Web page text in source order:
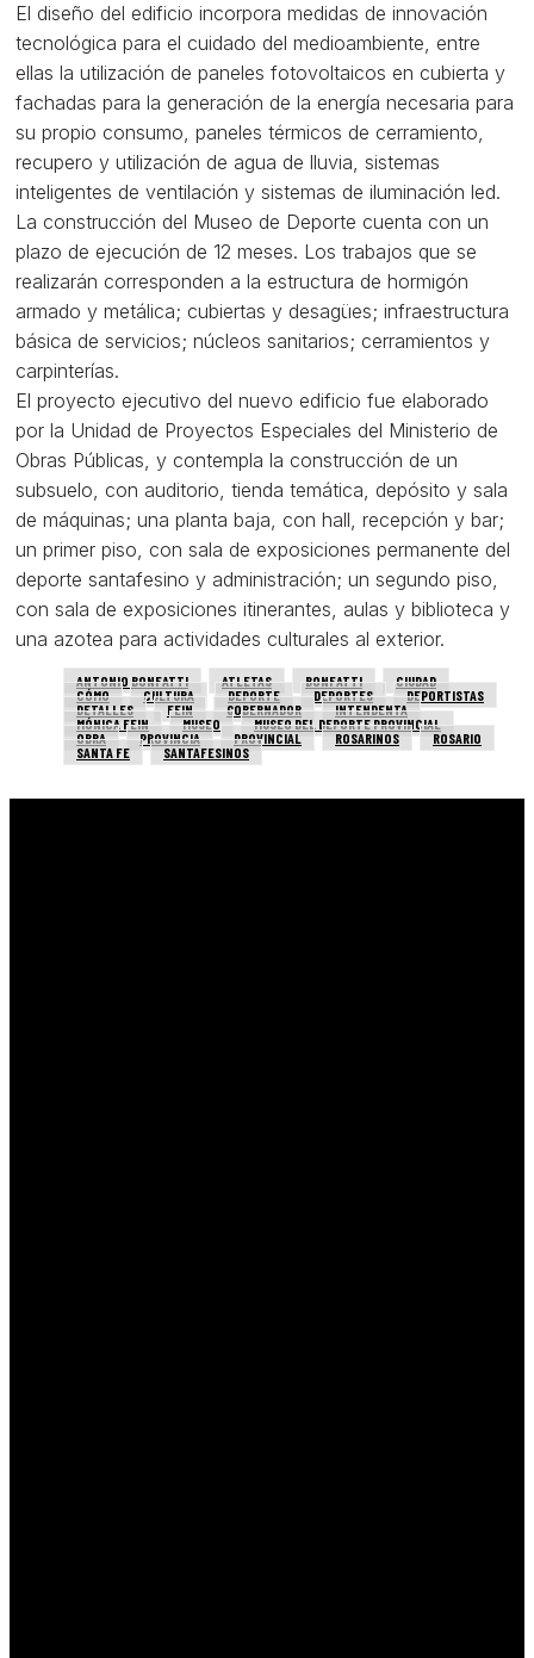
El diseño del edificio incorpora medidas de innovación
tecnológica para el cuidado del medioambiente, entre
ellas la utilización de paneles fotovoltaicos en cubierta y
fachadas para la generación de la energía necesaria para
su propio consumo, paneles térmicos de cerramiento,
recupero y utilización de agua de lluvia, sistemas
inteligentes de ventilación y sistemas de iluminación led.
La construcción del Museo de Deporte cuenta con un
plazo de ejecución de 12 meses. Los trabajos que se
realizarán corresponden a la estructura de hormigón
armado y metálica; cubiertas y desagües; infraestructura
básica de servicios; núcleos sanitarios; cerramientos y
carpinterías.
El proyecto ejecutivo del nuevo edificio fue elaborado
por la Unidad de Proyectos Especiales del Ministerio de
Obras Públicas, y contempla la construcción de un
subsuelo, con auditorio, tienda temática, depósito y sala
de máquinas; una planta baja, con hall, recepción y bar;
un primer piso, con sala de exposiciones permanente del
deporte santafesino y administración; un segundo piso,
con sala de exposiciones itinerantes, aulas y biblioteca y
una azotea para actividades culturales al exterior.
ANTONIO BONFATTI ATLETAS BONFATTI
CIUDAD
CÓMO
CULTURA DEPORTE DEPORTES
DEPORTISTAS
DETALLES
FEIN GOBERNADOR
INTENDENTA
MÓNICA FEIN
MUSEO
MUSEO DEL DEPORTE PROVINCIAL
OBRA
PROVINCIA PROVINCIAL ROSARINOS
ROSARIO
SANTA FE
SANTAFESINOS